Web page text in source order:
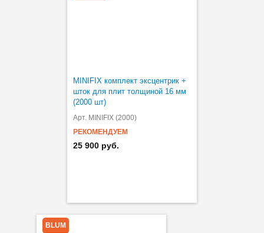
MINIFIX комплект эксцентрик +
шток для плит толщиной 16 мм
(2000 шт)
Арт. MINIFIX (2000)
РЕКОМЕНДУЕМ
25 900 руб.
BLUM